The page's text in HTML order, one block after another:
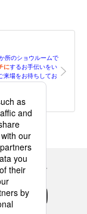
所のショウルームで
にするお手伝いをい
来場をお待ちしてお
カウント